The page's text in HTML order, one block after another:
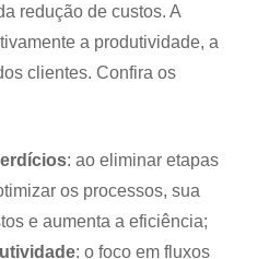
redução de custos. A
a produtividade, a
clientes. Confira os
: ao eliminar etapas
os processos, sua
e aumenta a eficiência;
: o foco em fluxos